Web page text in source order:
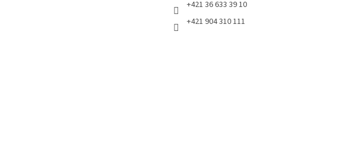
+421 36 633 39 10
+421 904 310 111